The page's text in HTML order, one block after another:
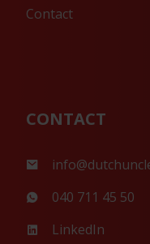
Contact
CONTACT
040 711 45 50
LinkedIn